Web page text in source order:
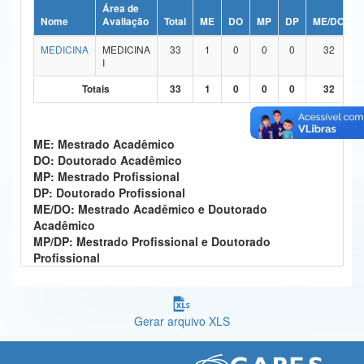
Ministério da Ciência, Tecnologia, Inovações e Comunicações
Ministério do Meio Ambiente
Ministério do Turismo
Controladoria-Geral da União
Ministério da Mulher, da Família e dos Direitos Humanos
Secretaria-Geral
Secretaria de Governo
Banco Central do Brasil
Nome
Área de
Avaliação
Total ME DO MP DP ME/DO
MEDICINA
MEDICINA
I
33 1 0 0 0 32
Totais 33 1 0 0 0 32
ME: Mestrado Acadêmico
DO: Doutorado Acadêmico
MP: Mestrado Profissional
DP: Doutorado Profissional
ME/DO: Mestrado Acadêmico e Doutorado
Acadêmico
MP/DP: Mestrado Profissional e Doutorado
Profissional
Gerar arquivo XLS